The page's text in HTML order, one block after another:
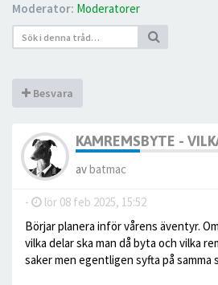
Moderator: Moderatorer
Besvara
KAMREMSBYTE -
avbatmac
- lör 08 feb 2025, 15:52
Börjar planera inför vårens äventyr.
vilka delar ska man då byta och vilka
saker men egentligen syfta på samma